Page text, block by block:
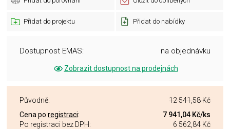
Přidat do projektu Přidat do nabídky
Dostupnost EMAS: na objednávku
Zobrazit dostupnost na prodejnách
Původně:
12 541,58 Kč
Cena po registraci: 7 941,04 Kč/ks
Po registraci bez DPH:
6 562,84 Kč